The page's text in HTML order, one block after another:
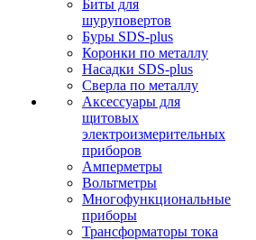
Биты для
шуруповертов
Буры SDS-plus
Коронки по металлу
Насадки SDS-plus
Сверла по металлу
Аксессуары для
щитовых
электроизмерительных
приборов
Амперметры
Вольтметры
Многофункциональные
приборы
Трансформаторы тока